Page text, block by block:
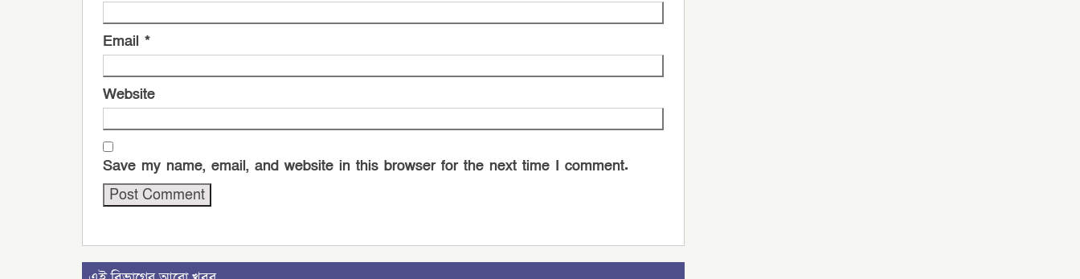
Email *
Website
Save my name, email, and website in this browser for the next time I comment.